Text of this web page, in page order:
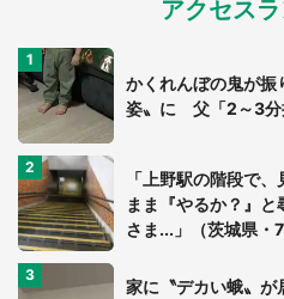
アクセス
かくれんぼの鬼が
姿〟に 父「2～3分
「上野駅の階段で
まま『やるか？』
さま...」（茨城県・
家に〝デカい蛾〟